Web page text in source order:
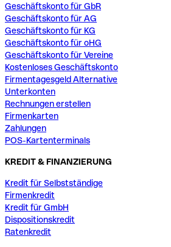
Geschäftskonto für GbR
Geschäftskonto für AG
Geschäftskonto für KG
Geschäftskonto für oHG
Geschäftskonto für Vereine
Kostenloses Geschäftskonto
Firmentagesgeld Alternative
Unterkonten
Rechnungen erstellen
Firmenkarten
Zahlungen
POS-Kartenterminals
KREDIT & FINANZIERUNG
Kredit für Selbstständige
Firmenkredit
Kredit für GmbH
Dispositionskredit
Ratenkredit